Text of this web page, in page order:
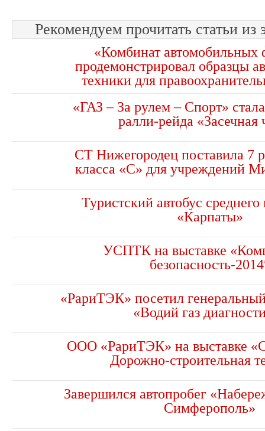
Рекомендуем прочитать статьи из
«Комбинат автомобильных
продемонстрировал образцы
техники для
«ГАЗ – За рулем – Спорт»
ралли-рейда «Засечная
СТ Нижегородец поставила 7
класса «С» для учреждений
Туристский автобус
«Карпаты»
УСПТК на выставке
безопасность-
«РариТЭК» посетил
«Водий газ
ООО «РариТЭК» на выставке
Дорожно-строительная
Завершился автопробег
Симферополь»